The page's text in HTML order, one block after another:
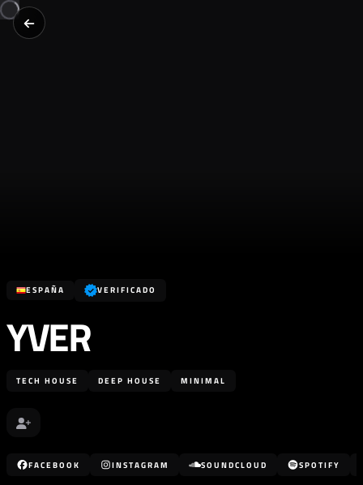
ESPAÑA VERIFICADO
YVER
TECH HOUSE DEEP HOUSE MINIMAL
FACEBOOK INSTAGRAM SOUNDCLOUD SPOTIFY